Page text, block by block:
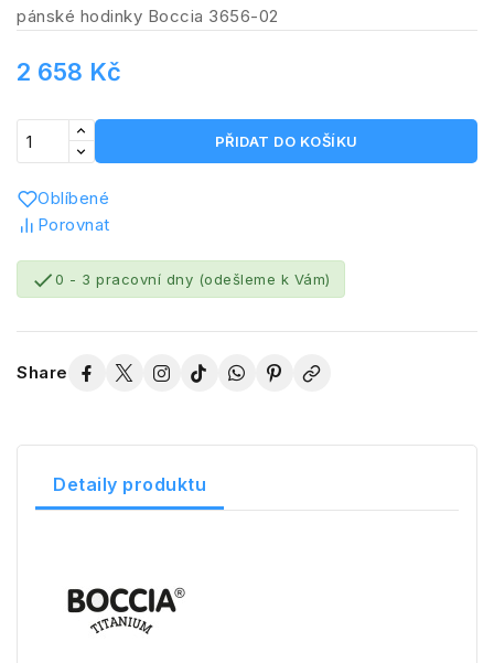
pánské hodinky Boccia 3656-02
2 658 Kč
PŘIDAT DO KOŠÍKU
Oblíbené
Porovnat
0 - 3 pracovní dny (odešleme k Vám)
Share
Detaily produktu